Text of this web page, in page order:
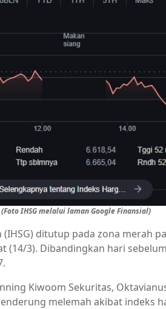
(Foto IHSG melalui laman Google Finansial)
ditutup pada zona merah
(14/3). Dibandingkan hari
Kiwoom Sekuritas,
melemah akibat indeks